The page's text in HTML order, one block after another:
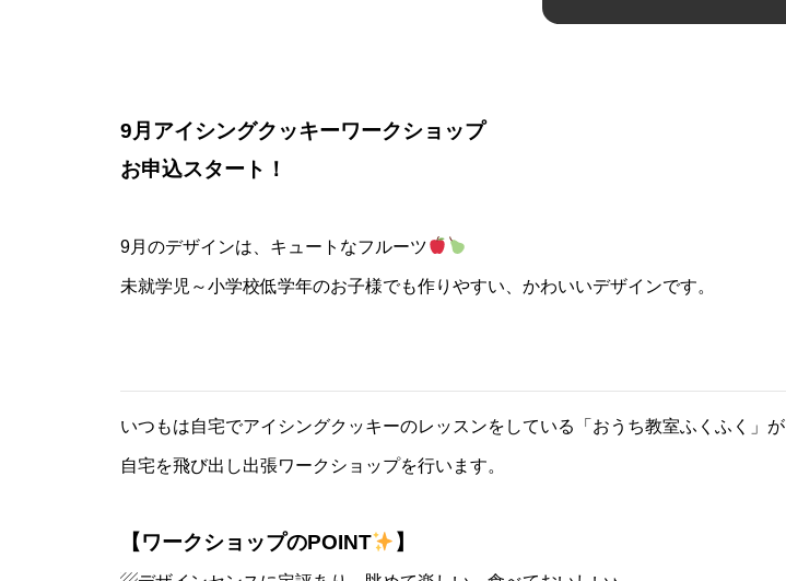
9月アイシングクッキーワークショップ
お申込スタート！
9月のデザインは、キュートなフルーツ
未就学児～小学校低学年のお子様でも作りやすい、かわいいデザインです。
いつもは自宅でアイシングクッキーのレッスンをしている「おうち教室ふくふく」が
自宅を飛び出し出張ワークショップを行います。
【ワークショップのPOINT 】